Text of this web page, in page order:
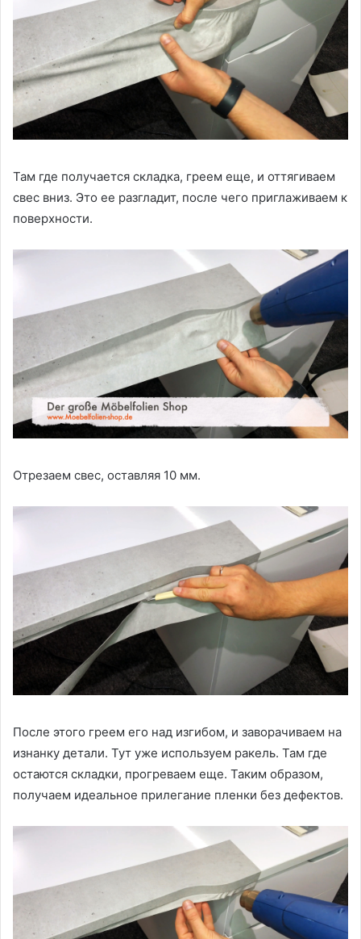
Там где получается складка, греем еще, и оттягиваем
свес вниз. Это ее разгладит, после чего приглаживаем к
поверхности.
Отрезаем свес, оставляя 10 мм.
После этого греем его над изгибом, и заворачиваем на
изнанку детали. Тут уже используем ракель. Там где
остаются складки, прогреваем еще. Таким образом,
получаем идеальное прилегание пленки без дефектов.